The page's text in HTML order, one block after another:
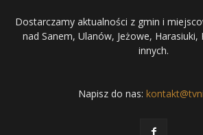
Dostarczamy aktualności z gmin i
nad Sanem, Ulanów, Jeżowe, Harasiuki,
innych.
Napisz do nas: